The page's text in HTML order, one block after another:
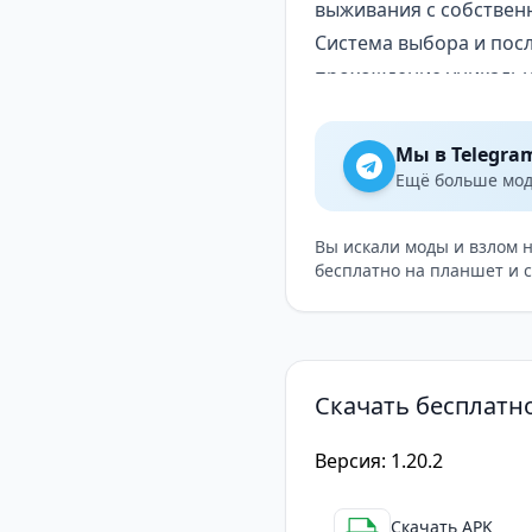
выживания с
Система выбора и
прохождение
топливом и
Исследование
собственными
Боевая система —
Игровой процесс и
Train of Hope
выборы). Сложность
Система испытаний
кризисы. Каждая
Мы в
Ещё больше
Вы искали моды и взлом
бесплатно на планшет и
Скачать
Версия: 1.20.2
Скачать APK